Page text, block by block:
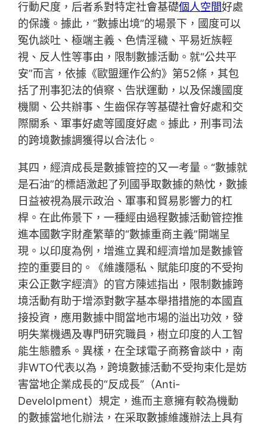
行動尺度，后者系對特定社會基礎個人空間好處
的保護。據此，“數據出境”的場景下，國度可以
冤仇談吐、極端主義、色情淫穢、平易近族輕
視、反人性等事由，限制數據活動。就“公共平
安”而言，依據《歐盟運作公約》第52條，其包
括了刑事犯法的偵察、告狀運動，以及保護國度
機關、公共辦事、生齒保存等基礎社會好處和交
際關系、軍事好處等國度好處。據此，刑事司法
的跨境數據調獲得以合法化。
其四，經濟成長是數據管控的又一考量。“數據就
是石油”的標語激起了列國爭取數據的熱忱，數據
日益被視為展示政治、軍事和貿易影響力的杠
桿。在此佈景下，一種經由過程數據活動管控推
進本國數字財產繁華的“數據重商主義”開端呈
現。以印度為例，增進立異和經濟增加是數據管
控的重要目的。《維護隱私、賦能印度的不受拘
束公正數字經濟》的官方陳述指出，限制數據跨
境活動有助于增添對數字基本舉措措施的本國直
接投資，應用數據中間當地市場的溢出功效，發
明失業機遇及專門研究職員，樹立印度的人工智
能生態體系。異樣，在全球電子商務會談中，南
非WTO代表以為，跨境數據活動不受拘束化是妨
害當地企業成長的“反成長”（Anti-
DeveloIpment）規定，進而主意擁有較為機動
的數據當地化辦法，在采取數據維護辦法上具有